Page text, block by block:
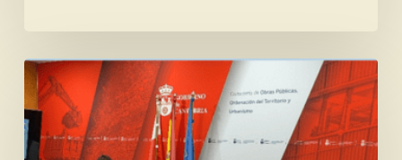
Avanza
el
proceso
participativo
a